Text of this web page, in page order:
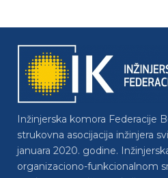
Inžinjerska komora Federacije
strukovna asocijacija inžinjera
januara 2020. godine.
organizaciono-funkcionalnom